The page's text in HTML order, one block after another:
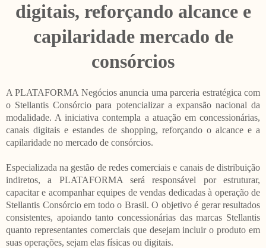
digitais, reforçando alcance e
capilaridade mercado de
consórcios
A PLATAFORMA Negócios anuncia uma parceria estratégica com
o Stellantis Consórcio para potencializar a expansão nacional da
modalidade. A iniciativa contempla a atuação em concessionárias,
canais digitais e estandes de shopping, reforçando o alcance e a
capilaridade no mercado de consórcios.
Especializada na gestão de redes comerciais e canais de distribuição
indiretos, a PLATAFORMA será responsável por estruturar,
capacitar e acompanhar equipes de vendas dedicadas à operação de
Stellantis Consórcio em todo o Brasil. O objetivo é gerar resultados
consistentes, apoiando tanto concessionárias das marcas Stellantis
quanto representantes comerciais que desejam incluir o produto em
suas operações, sejam elas físicas ou digitais.